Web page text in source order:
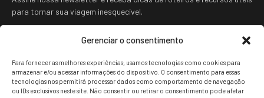
Gerenciar o consentimento
Para fornecer as melhores experiências, usamos tecnologias como cookies para
armazenar e/ou acessar informações do dispositivo. O consentimento para essas
tecnologias nos permitirá processar dados como comportamento de navegação
ou IDs exclusivos neste site. Não consentir ou retirar o consentimento pode afetar
para tornar sua viagem inesquecível.